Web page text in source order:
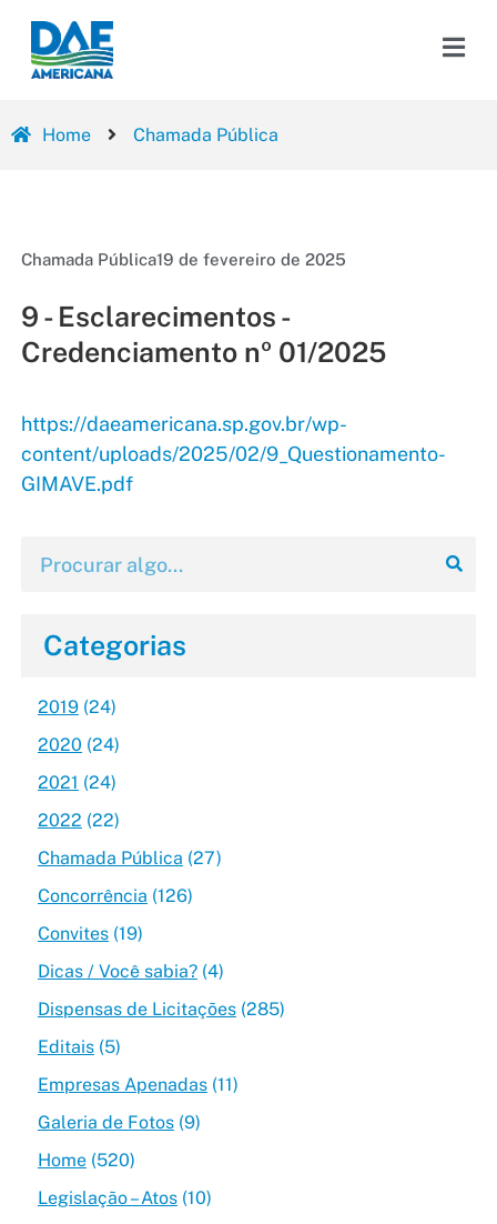
Home Chamada Pública
Chamada Pública19 de fevereiro de 2025
9 - Esclarecimentos -
Credenciamento nº 01/2025
https://daeamericana.sp.gov.br/wp-
content/uploads/2025/02/9_Questionamento-
GIMAVE.pdf
Categorias
2019(24)
2020 (24)
2021 (24)
2022 (22)
Chamada Pública (27)
Concorrência (126)
Convites(19)
Dicas / Você sabia?(4)
Dispensas de Licitações(285)
Editais(5)
Empresas Apenadas(11)
Galeria de Fotos(9)
Home(520)
Legislação – Atos(10)